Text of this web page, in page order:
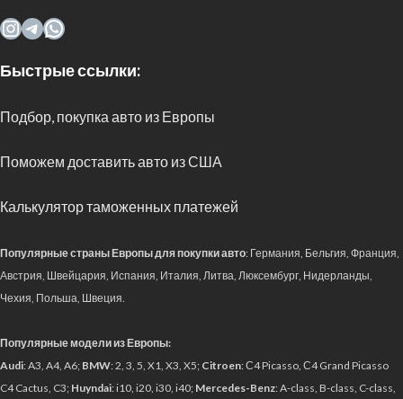
Быстрые ссылки:
Подбор, покупка авто из Европы
Поможем доставить авто из США
Калькулятор таможенных платежей
Популярные страны Европы для покупки авто: Германия, Бельгия, Франция,
Австрия, Швейцария, Испания, Италия, Литва, Люксембург, Нидерланды,
Чехия, Польша, Швеция.
Популярные модели из Европы:
Audi: A3, A4, A6; BMW: 2, 3, 5, X1, X3, X5; Citroen: С4 Picasso, С4 Grand Picasso
C4 Cactus, C3; Huyndai: i10, i20, i30, i40; Mercedes-Benz: A-class, B-class, C-class,